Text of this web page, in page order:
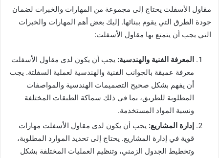
مقاول الأسفلت يحتاج إلى مجموعة من المهارات والخبرات لضمان
جودة الطرق التي يقوم ببنائها. إليك بعض أهم المهارات والخبرات
التي يجب أن يتمتع بها مقاول الأسفلت:
المعرفة الفنية والهندسية: يجب أن يكون لدى مقاول الأسفلت
معرفة عميقة بالجوانب الفنية والهندسية لعملية السفلتة. يجب
أن يفهم بشكل صحيح التصميمات الهندسية والمواصفات
المطلوبة للطريق، بما في ذلك سماكة الطبقات المختلفة
ونسبة المواد المستخدمة.
إدارة المشاريع: يجب أن يكون لدى مقاول الأسفلت مهارات
قوية في إدارة المشاريع. يحتاج إلى تحديد الموارد المطلوبة،
وتخطيط الجدول الزمني، وتنظيم العمليات المختلفة بشكل